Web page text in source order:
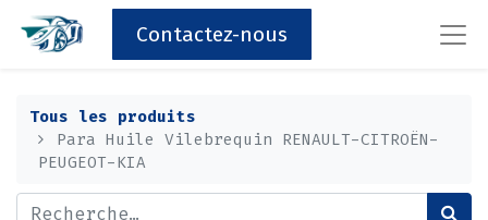
Contactez-nous
Tous les produits
Para Huile Vilebrequin RENAULT-CITROËN-
PEUGEOT-KIA